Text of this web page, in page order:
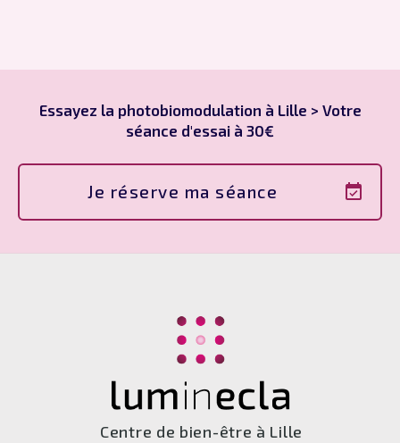
Essayez la photobiomodulation à Lille > Votre
séance d'essai à 30€
Je réserve ma séance
Centre de bien-être à Lille